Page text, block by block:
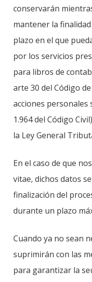
conservarán
mantener la
plazo en el que
por los servicios
para libros de
arte 30 del Código
acciones personales
1.964 del Código
la Ley General
En el caso de que
vitae, dichos datos
finalización del
durante un plazo
Cuando ya no sean
suprimirán con las
para garantizar la